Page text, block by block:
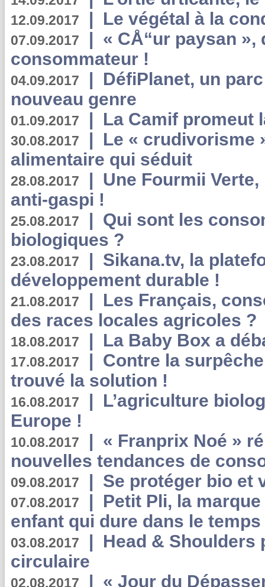
12.09.2017 | Le végétal à la
07.09.2017 | « CÅ“ur paysan
consommateur !
04.09.2017 | DéfiPlanet, un
nouveau genre
01.09.2017 | La Camif promeut
30.08.2017 | Le « crudivorisme
alimentaire qui séduit
28.08.2017 | Une Fourmii
anti-gaspi !
25.08.2017 | Qui sont les
biologiques ?
23.08.2017 | Sikana.tv, la
développement durable !
21.08.2017 | Les Français,
des races locales agricoles ?
18.08.2017 | La Baby Box a
17.08.2017 | Contre la
trouvé la solution !
16.08.2017 | L’agriculture
Europe !
10.08.2017 | « Franprix Noé »
nouvelles tendances de
09.08.2017 | Se protéger bio et
07.08.2017 | Petit Pli, la
enfant qui dure dans le temps
03.08.2017 | Head & Shoulders
circulaire
02.08.2017 | « Jour du